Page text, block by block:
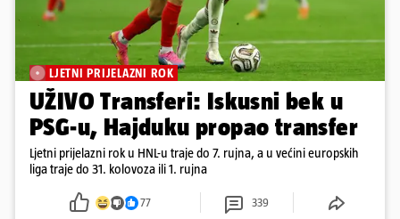
LJETNI PRIJELAZNI ROK
UŽIVO Transferi: Iskusni bek u
PSG-u, Hajduku propao transfer
Ljetni prijelazni rok u HNL-u traje do 7. rujna, a u većini europskih
liga traje do 31. kolovoza ili 1. rujna
77 339